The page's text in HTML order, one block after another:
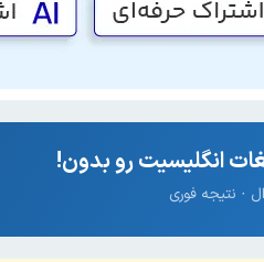
انگلیسیت رو بدون!